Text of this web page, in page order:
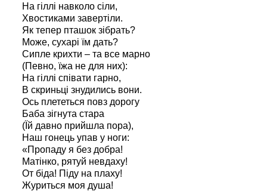
На гіллі навколо сіли,
Хвостиками завертіли.
Як тепер пташок зібрать?
Може, сухарі їм дать?
Сипле крихти – та все марно
(Певно, їжа не для них):
На гіллі співати гарно,
В скриньці знудились вони.
Ось плететься повз дорогу
Баба зігнута стара
(Їй давно прийшла пора),
Наш гонець упав у ноги:
«Пропаду я без добра!
Матінко, рятуй невдаху!
От біда! Піду на плаху!
Журиться моя душа!